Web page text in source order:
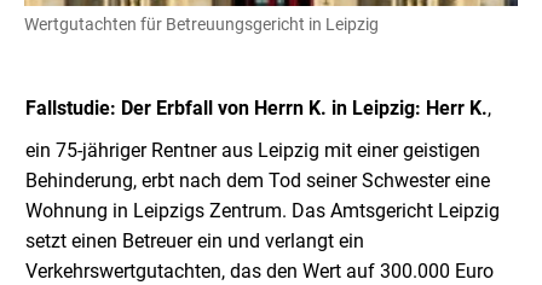
Wertgutachten für Betreuungsgericht in Leipzig
Fallstudie: Der Erbfall von Herrn K. in Leipzig: Herr K.,
ein 75-jähriger Rentner aus Leipzig mit einer geistigen
Behinderung, erbt nach dem Tod seiner Schwester eine
Wohnung in Leipzigs Zentrum. Das Amtsgericht Leipzig
setzt einen Betreuer ein und verlangt ein
Verkehrswertgutachten, das den Wert auf 300.000 Euro